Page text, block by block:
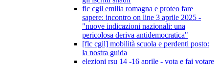
flc cgil emilia romagna e proteo fare
sapere: incontro on line 3 aprile 2025 -
"nuove indicazioni nazionali: una
pericolosa deriva antidemocratica"
[flc cgil] mobilità scuola e perdenti posto:
la nostra guida
elezioni rsu 14 -16 aprile - vota e fai votare